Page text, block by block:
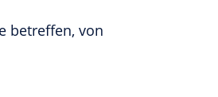
betreffen, von